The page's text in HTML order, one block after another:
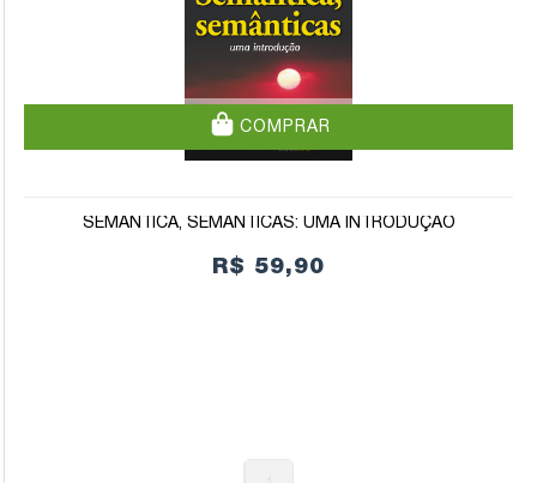
COMPRAR
SEMÂNTICA, SEMÂNTICAS: UMA INTRODUÇÃO
R$ 59,90